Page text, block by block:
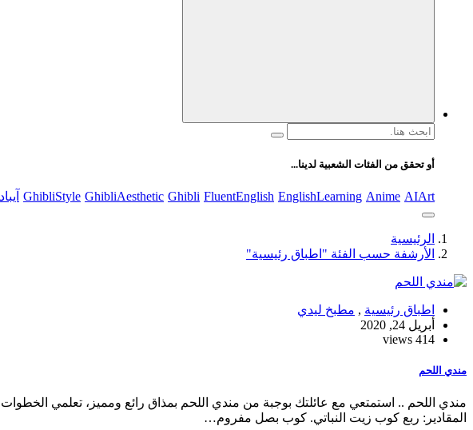
البحث
أو تحقق من الفئات الشعبية لدينا...
AIArt
Anime
EnglishLearning
FluentEnglish
Ghibli
GhibliAesthetic
GhibliStyle آيباد
الرئيسية
الأرشفة حسب الفئة "اطباق رئيسية"
اطباق رئيسية , مطبخ ليدي
أبريل 24, 2020
414 views
مندي اللحم
مندي اللحم .. استمتعي مع عائلتك بوجبة من مندي اللحم بمذاق رائع ومميز، تعلمي
المقادير: ربع كوب زيت النباتي. كوب بصل مفروم…